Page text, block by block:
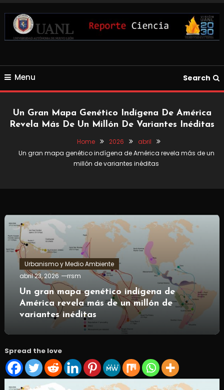
Content
Menu Search
Un Gran Mapa Genético Indígena De América
Revela Más De Un Millón De Variantes Inéditas
Home 2026
abril
Un gran mapa genético indígena de América revela más de un
millón de variantes inéditas
Urbanismo y Medio Ambiente
abril 23, 2026
rrsm
Un gran mapa genético indígena de
América revela más de un millón de
variantes inéditas
Spread the love